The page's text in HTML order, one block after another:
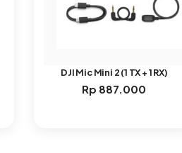
DJI Mic Mini 2 (1 TX + 1 RX)
Rp 887.000